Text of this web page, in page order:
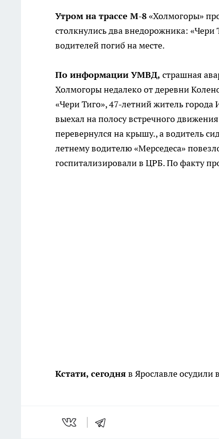
Утром на трассе М-8 «Холмогоры»
столкнулись два внедорожника: «Чери
водителей погиб на месте.
По информации УМВД, страшная
Холмогоры недалеко от деревни
«Чери Тиго», 47-летний житель
выехал на полосу встречного
перевернулся на крышу., а водитель
летнему водителю «Мерседеса»
госпитализировали в ЦРБ. По факту
Кстати, сегодня в Ярославле осудили